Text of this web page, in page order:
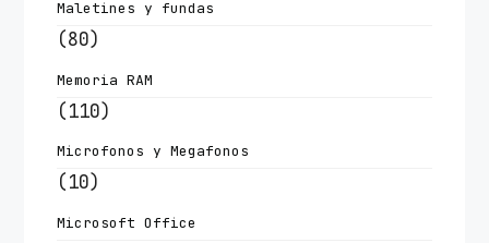
Maletines y fundas
(80)
Memoria RAM
(110)
Microfonos y Megafonos
(10)
Microsoft Office